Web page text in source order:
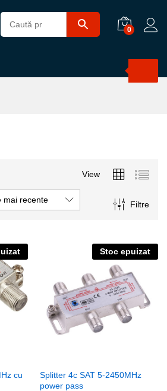
0
View
Filtre
mai recente
cu
Stoc epuizat
Splitter 4c SAT 5-2450MHz
power pass